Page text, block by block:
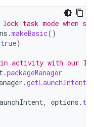
task mode when
.makeBasic()
true)
activity with our
.packageManager
.
, options .